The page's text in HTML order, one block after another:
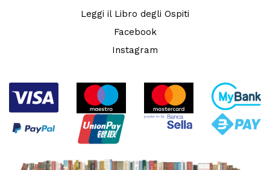
Leggi il Libro degli Ospiti
Facebook
Instagram